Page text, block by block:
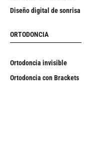
Diseño digital de sonrisa
ORTODONCIA
Ortodoncia invisible
Ortodoncia con Brackets